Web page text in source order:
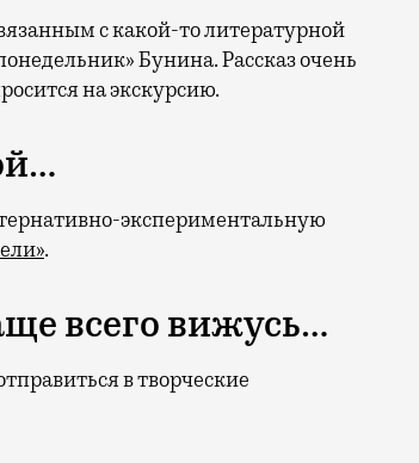
с какой-то литературной
Бунина. Рассказ очень
на экскурсию.
экспериментальную
.
всего вижусь…
в творческие